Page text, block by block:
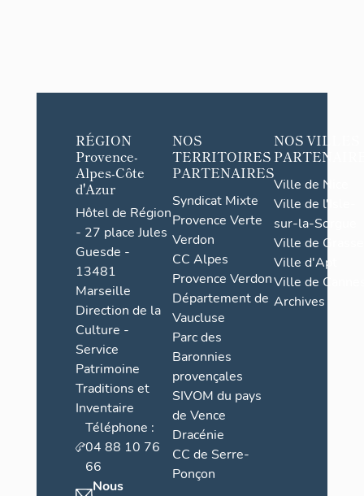
RÉGION
Provence-
Alpes-Côte
d'Azur
Hôtel de Région
- 27 place Jules
Guesde -
13481
Marseille
Direction de la
Culture -
Service
Patrimoine
Traditions et
Inventaire
Téléphone :
04 88 10 76
66
Nous
NOS
TERRITOIRES
PARTENAIRES
Syndicat Mixte
Provence Verte
Verdon
CC Alpes
Provence Verdon
Département de
Vaucluse
Parc des
Baronnies
provençales
SIVOM du pays
de Vence
Dracénie
CC de Serre-
Ponçon
NOS VILLES
Ville de Nice
Ville de l'Isle-
sur-la-Sorgue
Ville de Grasse
Ville d'Apt
Ville de
Archives